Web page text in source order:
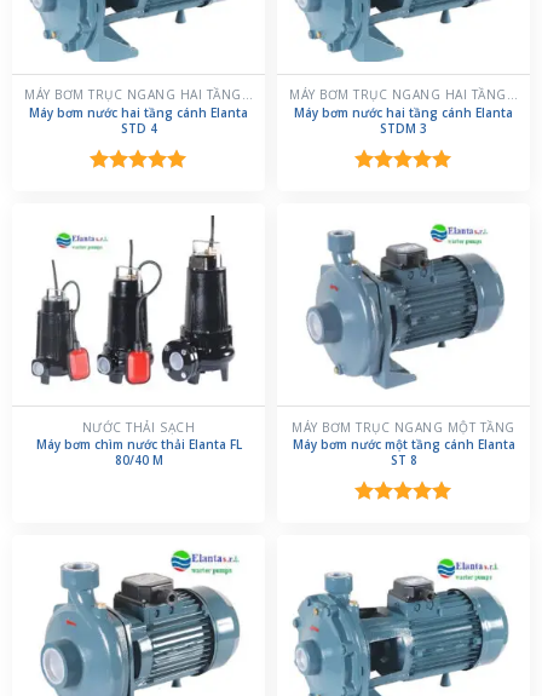
MÁY BƠM TRỤC NGANG HAI TẦNG CÁNH
Máy bơm nước hai tầng cánh Elanta
STD 4
MÁY BƠM TRỤC NGANG HAI TẦNG CÁNH
Máy bơm nước hai tầng cánh Elanta
STDM 3
NƯỚC THẢI SẠCH
Máy bơm chìm nước thải Elanta FL
80/40 M
MÁY BƠM TRỤC NGANG MỘT TẦNG
Máy bơm nước một tầng cánh Elanta
ST 8